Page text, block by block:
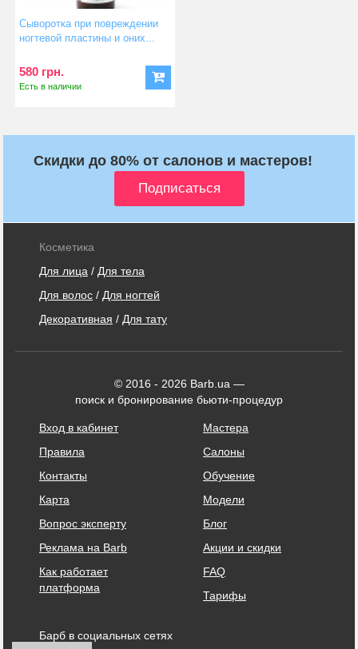
Сыворотка при повреждении
ногтевой пластины и оних...
580 грн.
Есть в наличии
Скидки до 80% от салонов и мастеров!
Косметика
Для лица / Для тела
Для волос / Для ногтей
Декоративная / Для тату
© 2016 - 2026 Barb.ua —
поиск и бронирование бьюти-процедур
Вход в кабинет
Правила
Контакты
Карта
Вопрос эксперту
Реклама на Barb
Как работает
платформа
Мастера
Салоны
Обучение
Модели
Блог
Акции и скидки
FAQ
Тарифы
Барб в социальных сетях